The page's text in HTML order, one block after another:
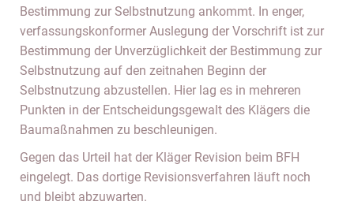
Bestimmung zur Selbstnutzung ankommt. In enger,
verfassungskonformer Auslegung der Vorschrift ist zur
Bestimmung der Unverzüglichkeit der Bestimmung zur
Selbstnutzung auf den zeitnahen Beginn der
Selbstnutzung abzustellen. Hier lag es in mehreren
Punkten in der Entscheidungsgewalt des Klägers die
Baumaßnahmen zu beschleunigen.
Gegen das Urteil hat der Kläger Revision beim BFH
eingelegt. Das dortige Revisionsverfahren läuft noch
und bleibt abzuwarten.